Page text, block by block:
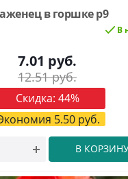
в горшке р9
В
7.01 руб.
12.51руб.
Скидка: 44%
5.50руб.
В